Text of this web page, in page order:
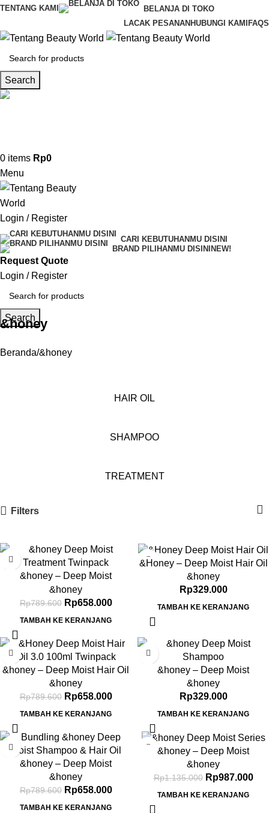
TENTANG KAMI
BELANJA DI TOKO
LACAK PESANAN HUBUNGI KAMI FAQS
Search
0 items Rp0
Menu
Login / Register
CARI KEBUTUHANMU DISINI
BRAND PILIHANMU DISINI NEW!
Request Quote
Login / Register
Search
&honey
Beranda &honey
HAIR OIL
SHAMPOO
TREATMENT
Filters
&honey – Deep Moist
Treatment 445 g Twinpack
&honey
Rp789.600 Rp658.000
TAMBAH KE KERANJANG
&Honey – Deep Moist Hair Oil
3.0 100ml
&honey
Rp329.000
TAMBAH KE KERANJANG
-17%
&honey – Deep Moist Hair Oil
3.0 100ml Twinpack
&honey
Rp789.600 Rp658.000
TAMBAH KE KERANJANG
&honey – Deep Moist
Shampoo 1.0 440ml
&honey
Rp329.000
TAMBAH KE KERANJANG
&honey – Deep Moist
Shampoo 1.0 440ml & Deep
Moist Hair Oil 3.0 100ml
&honey
Rp789.600 Rp658.000
TAMBAH KE KERANJANG
-13%
&honey – Deep Moist
Shampoo 1.0 440ml & Deep
Moist Treatment 2.0 445Gr &
Deep Moist Hair Oil 3.0 100ml
&honey
Rp1.135.000 Rp987.000
TAMBAH KE KERANJANG